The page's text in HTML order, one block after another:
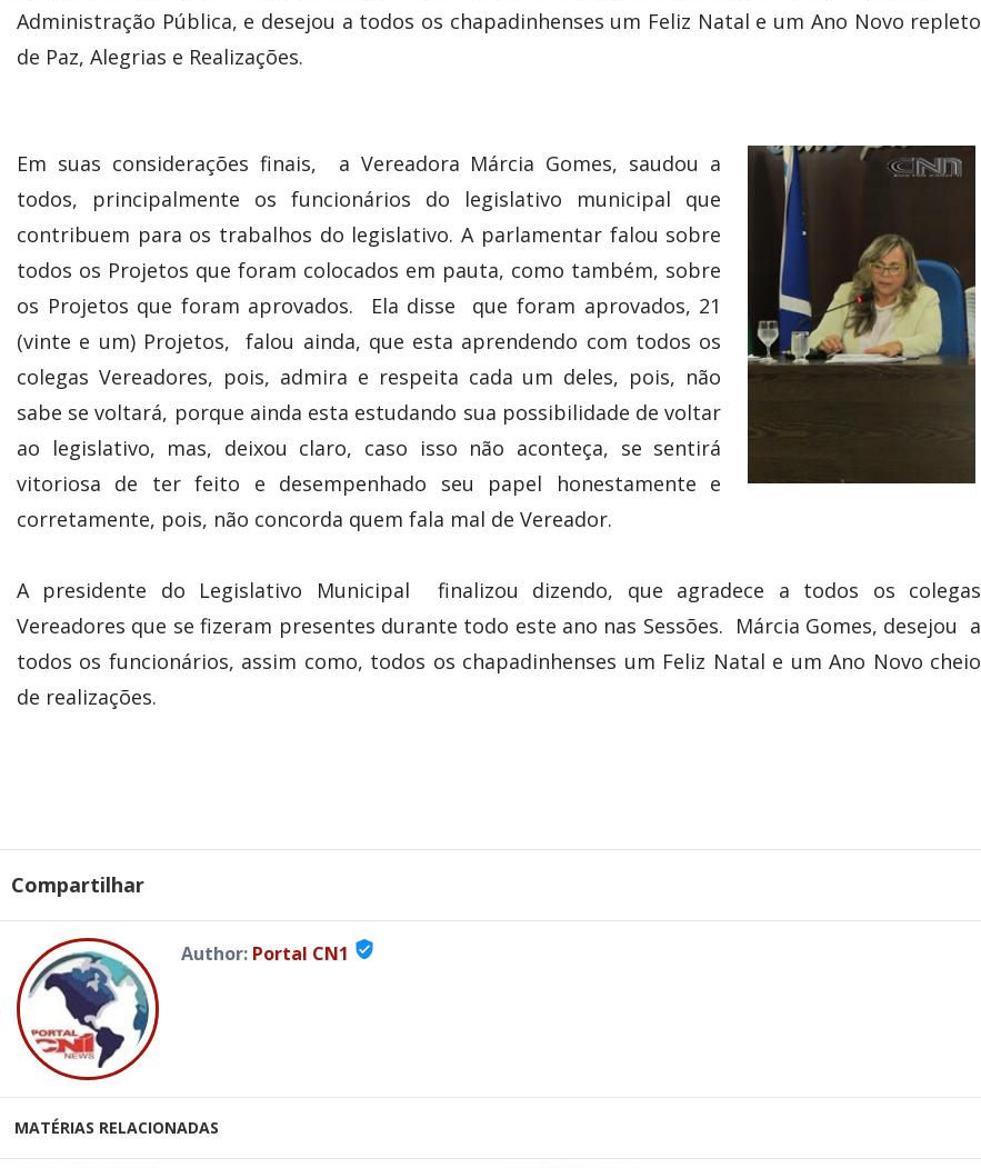
Administração Pública, e desejou a todos os chapadinhenses um Feliz Natal e um Ano Novo repleto
de Paz, Alegrias e Realizações.
Em suas considerações finais, a Vereadora Márcia Gomes, saudou a
todos, principalmente os funcionários do legislativo municipal que
contribuem para os trabalhos do legislativo. A parlamentar falou sobre
todos os Projetos que foram colocados em pauta, como também, sobre
os Projetos que foram aprovados. Ela disse que foram aprovados, 21
(vinte e um) Projetos, falou ainda, que esta aprendendo com todos os
colegas Vereadores, pois, admira e respeita cada um deles, pois, não
sabe se voltará, porque ainda esta estudando sua possibilidade de voltar
ao legislativo, mas, deixou claro, caso isso não aconteça, se sentirá
vitoriosa de ter feito e desempenhado seu papel honestamente e
corretamente, pois, não concorda quem fala mal de Vereador.
A presidente do Legislativo Municipal finalizou dizendo, que agradece a todos os colegas
Vereadores que se fizeram presentes durante todo este ano nas Sessões. Márcia Gomes, desejou a
todos os funcionários, assim como, todos os chapadinhenses um Feliz Natal e um Ano Novo cheio
de realizações.
Compartilhar
Author: Portal CN1 verified_user
MATÉRIAS RELACIONADAS